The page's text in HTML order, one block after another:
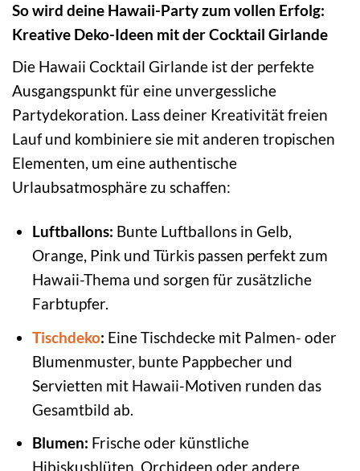
So wird deine Hawaii-Party zum vollen Erfolg:
Kreative Deko-Ideen mit der Cocktail Girlande
Die Hawaii Cocktail Girlande ist der perfekte
Ausgangspunkt für eine unvergessliche
Partydekoration. Lass deiner Kreativität freien
Lauf und kombiniere sie mit anderen tropischen
Elementen, um eine authentische
Urlaubsatmosphäre zu schaffen:
Luftballons: Bunte Luftballons in Gelb,
Orange, Pink und Türkis passen perfekt zum
Hawaii-Thema und sorgen für zusätzliche
Farbtupfer.
Tischdeko: Eine Tischdecke mit Palmen- oder
Blumenmuster, bunte Pappbecher und
Servietten mit Hawaii-Motiven runden das
Gesamtbild ab.
Blumen: Frische oder künstliche
Hibiskusblüten, Orchideen oder andere